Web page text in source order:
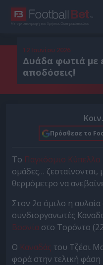
Με την υπογραφή του Χρήστου Σωτηρακόπουλου
12 Ιουνίου 2026
Δυάδα φωτιά με
αποδόσεις!
Πρόσθεσε το
Το Παγκόσμιο Κύπελλο
ομάδες… ζεσταίνονται,
θερμόμετρο να
Στον 2ο όμιλο η αυλαία
συνδιοργανωτές
Βοσνία στο Τορόντο
O Καναδάς του Τζέσι
φορά στην τελική